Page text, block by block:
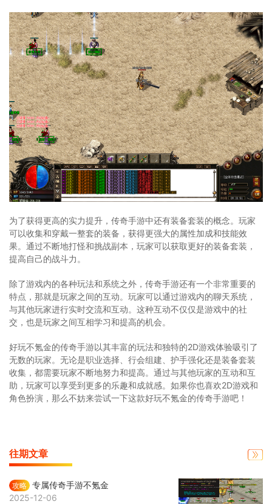
为了获得更高的实力提升，传奇手游中还有装备套装的概念。玩家
可以收集和穿戴一整套的装备，获得更强大的属性加成和技能效
果。通过不断地打怪和挑战副本，玩家可以获取更好的装备套装，
提高自己的战斗力。
除了游戏内的各种玩法和系统之外，传奇手游还有一个非常重要的
特点，那就是玩家之间的互动。玩家可以通过游戏内的聊天系统，
与其他玩家进行实时交流和互动。这种互动不仅仅是游戏中的社
交，也是玩家之间互相学习和提高的机会。
好玩不氪金的传奇手游以其丰富的玩法和独特的2D游戏体验吸引了
无数的玩家。无论是职业选择、行会组建、护手强化还是装备套装
收集，都需要玩家不断地努力和提高。通过与其他玩家的互动和互
助，玩家可以享受到更多的乐趣和成就感。如果你也喜欢2D游戏和
角色扮演，那么不妨来尝试一下这款好玩不氪金的传奇手游吧！
往期文章
攻略 专属传奇手游不氪金
2025-12-06